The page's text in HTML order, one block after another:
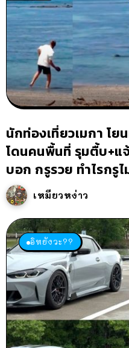
นักท่องเที่ยวเมกา โย
โดนคนพื้นที่ รุมตื้บ+แ
บอก กรูรวย ทำไรกรู
เหมียวหง่าว
อิหยังวะ??